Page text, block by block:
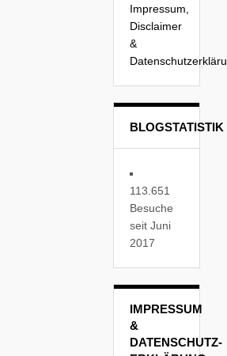
Impressum,
Disclaimer
&
BLOGSTATISTIK
113.651
Besuche
seit Juni
2017
IMPRESSUM
&
DATENSCHUTZ-